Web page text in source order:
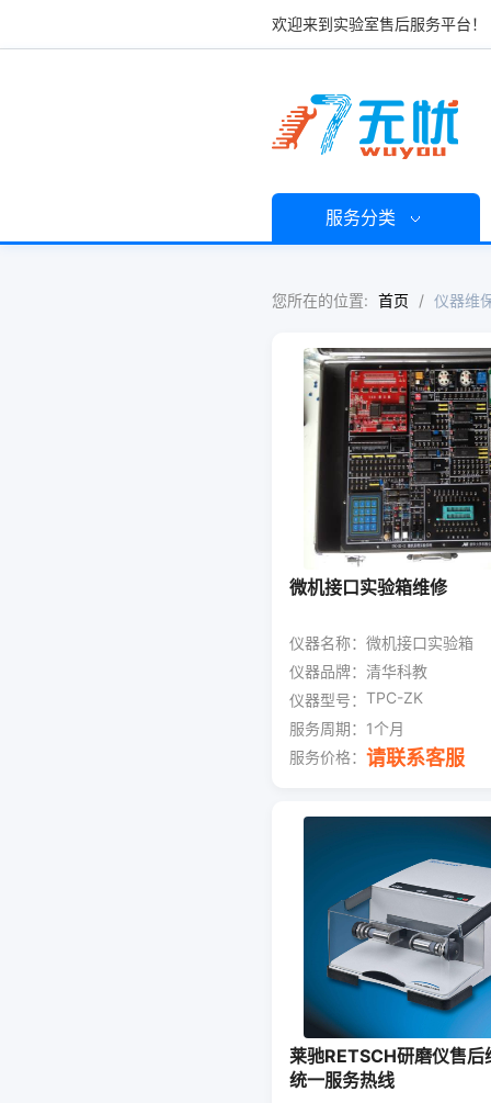
欢迎来到实验室售后服务平台！
服务分类
您所在的位置: 首页 / 仪器维
微机接口实验箱维修
仪器名称： 微机接口实验箱
仪器品牌： 清华科教
仪器型号： TPC-ZK
服务周期： 1个月
服务价格： 请联系客服
莱驰RETSCH研磨仪售后
统一服务热线